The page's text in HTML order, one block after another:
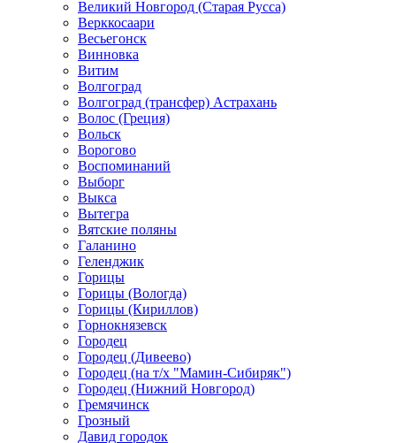
Великий Новгород (Старая Русса)
Верккосаари
Весьегонск
Винновка
Витим
Волгоград
Волгоград (трансфер) Астрахань
Волос (Греция)
Вольск
Ворогово
Воспоминаний
Выборг
Выкса
Вытегра
Вятские поляны
Галанино
Геленджик
Горицы
Горицы (Вологда)
Горицы (Кириллов)
Горнокнязевск
Городец
Городец (Дивеево)
Городец (на т/х "Мамин-Сибиряк")
Городец (Нижний Новгород)
Гремячинск
Грозный
Давид городок